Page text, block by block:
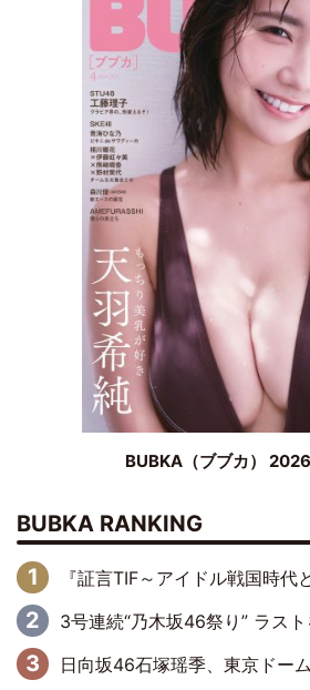
BUBKA（ブブカ）
BUBKA RANKING
『証言TIF～アイドル戦国時代とはなんだったのか～』第6回：でんぱ組.inc・古川未鈴×相沢梨紗「『ハロプロやりたかったな』って
3号連続“乃木坂46祭り” ラストを飾るのは賀喜遥香…5年ぶりの登場に「
日向坂46石塚瑶季、東京ドームで“観戦バレ”！ ナイツ・塙も認めた「巨人に詳しすぎ